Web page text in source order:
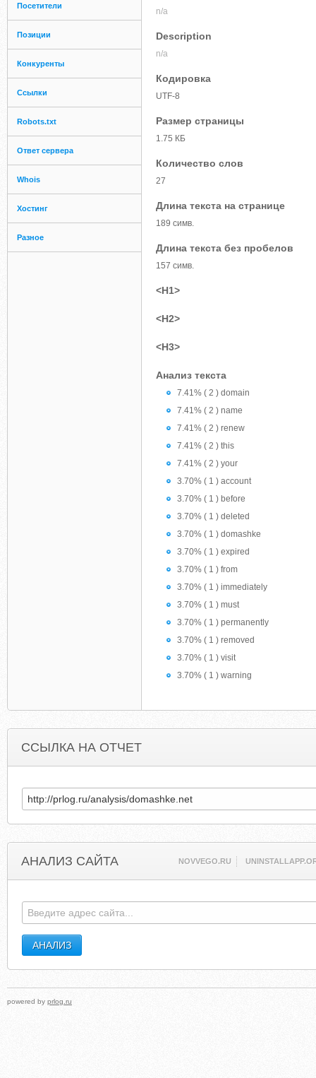
Посетители
Позиции
Конкуренты
Ссылки
Robots.txt
Ответ сервера
Whois
Хостинг
Разное
n/a
Description
n/a
Кодировка
UTF-8
Размер страницы
1.75 КБ
Количество слов
27
Длина текста на странице
189 симв.
Длина текста без пробелов
157 симв.
<H1>
<H2>
<H3>
Анализ текста
7.41% ( 2 ) domain
7.41% ( 2 ) name
7.41% ( 2 ) renew
7.41% ( 2 ) this
7.41% ( 2 ) your
3.70% ( 1 ) account
3.70% ( 1 ) before
3.70% ( 1 ) deleted
3.70% ( 1 ) domashke
3.70% ( 1 ) expired
3.70% ( 1 ) from
3.70% ( 1 ) immediately
3.70% ( 1 ) must
3.70% ( 1 ) permanently
3.70% ( 1 ) removed
3.70% ( 1 ) visit
3.70% ( 1 ) warning
ССЫЛКА НА ОТЧЕТ
АНАЛИЗ САЙТА NOVVEGO.RU
powered by prlog.ru